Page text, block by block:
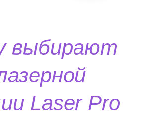
выбирают
Laser Pro